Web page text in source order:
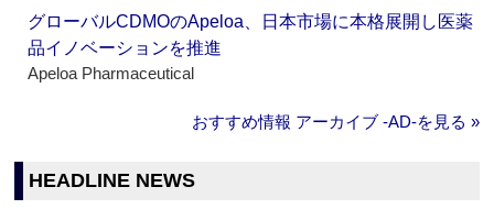
グローバルCDMOのApeloa、日本市場に本格展開し医薬
品イノベーションを推進
Apeloa Pharmaceutical
おすすめ情報 アーカイブ ‐AD‐を見る »
HEADLINE NEWS